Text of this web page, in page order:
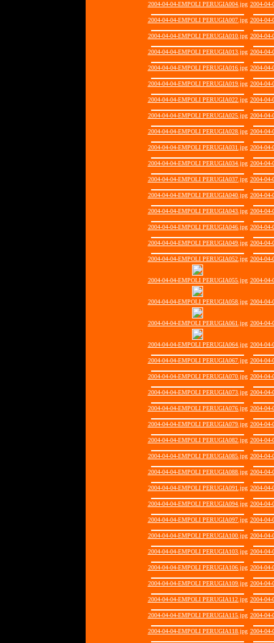
2004-04-04-EMPOLI PERUGIA004.jpg 2004-
2004-04-04-EMPOLI PERUGIA007.jpg 2004-
2004-04-04-EMPOLI PERUGIA010.jpg 2004-
2004-04-04-EMPOLI PERUGIA013.jpg 2004-
2004-04-04-EMPOLI PERUGIA016.jpg 2004-
2004-04-04-EMPOLI PERUGIA019.jpg 2004-
2004-04-04-EMPOLI PERUGIA022.jpg 2004-
2004-04-04-EMPOLI PERUGIA025.jpg 2004-
2004-04-04-EMPOLI PERUGIA028.jpg 2004-
2004-04-04-EMPOLI PERUGIA031.jpg 2004-
2004-04-04-EMPOLI PERUGIA034.jpg 2004-
2004-04-04-EMPOLI PERUGIA037.jpg 2004-
2004-04-04-EMPOLI PERUGIA040.jpg 2004-
2004-04-04-EMPOLI PERUGIA043.jpg 2004-
2004-04-04-EMPOLI PERUGIA046.jpg 2004-
2004-04-04-EMPOLI PERUGIA049.jpg 2004-
2004-04-04-EMPOLI PERUGIA052.jpg 2004-
2004-04-04-EMPOLI PERUGIA055.jpg 2004-
2004-04-04-EMPOLI PERUGIA058.jpg 2004-
2004-04-04-EMPOLI PERUGIA061.jpg 2004-
2004-04-04-EMPOLI PERUGIA064.jpg 2004-
2004-04-04-EMPOLI PERUGIA067.jpg 2004-
2004-04-04-EMPOLI PERUGIA070.jpg 2004-
2004-04-04-EMPOLI PERUGIA073.jpg 2004-
2004-04-04-EMPOLI PERUGIA076.jpg 2004-
2004-04-04-EMPOLI PERUGIA079.jpg 2004-
2004-04-04-EMPOLI PERUGIA082.jpg 2004-
2004-04-04-EMPOLI PERUGIA085.jpg 2004-
2004-04-04-EMPOLI PERUGIA088.jpg 2004-
2004-04-04-EMPOLI PERUGIA091.jpg 2004-
2004-04-04-EMPOLI PERUGIA094.jpg 2004-
2004-04-04-EMPOLI PERUGIA097.jpg 2004-
2004-04-04-EMPOLI PERUGIA100.jpg 2004-
2004-04-04-EMPOLI PERUGIA103.jpg 2004-
2004-04-04-EMPOLI PERUGIA106.jpg 2004-
2004-04-04-EMPOLI PERUGIA109.jpg 2004-
2004-04-04-EMPOLI PERUGIA112.jpg 2004-
2004-04-04-EMPOLI PERUGIA115.jpg 2004-
2004-04-04-EMPOLI PERUGIA118.jpg 2004-